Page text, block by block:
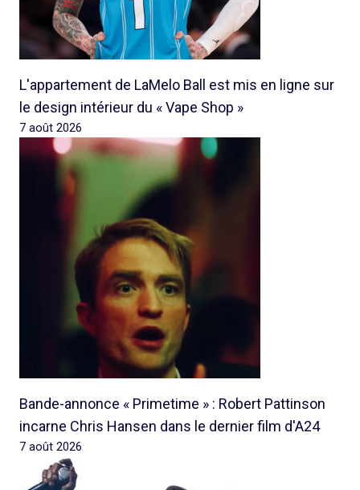
L'appartement de LaMelo Ball est mis en ligne sur
le design intérieur du « Vape Shop »
7 août 2026
Bande-annonce « Primetime » : Robert Pattinson
incarne Chris Hansen dans le dernier film d'A24
7 août 2026